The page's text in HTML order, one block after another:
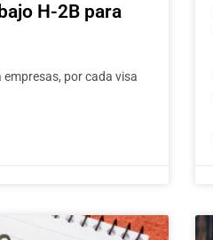
H-2B para
por cada visa